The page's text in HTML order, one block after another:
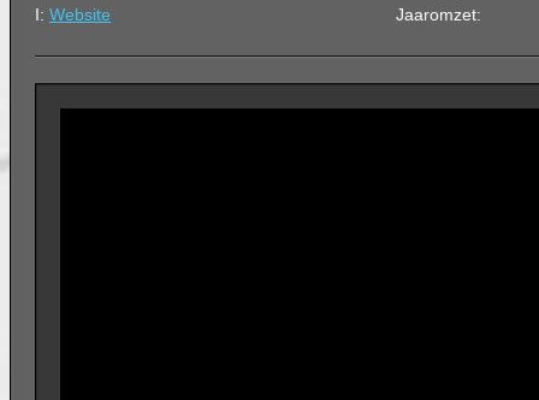
I: Website
Jaaromzet: